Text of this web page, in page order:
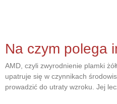
Na czym polega
AMD, czyli zwyrodnienie plamki
upatruje się w czynnikach
prowadzić do utraty wzroku. Jej